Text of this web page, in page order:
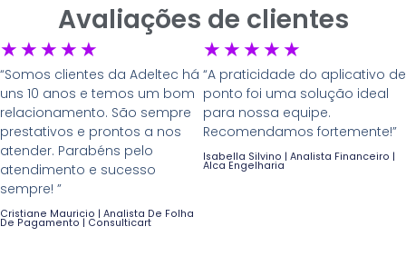
Avaliações de clientes
★ ★ ★ ★ ★
“Somos clientes da Adeltec há
uns 10 anos e temos um bom
relacionamento. São sempre
prestativos e prontos a nos
atender. Parabéns pelo
atendimento e sucesso
sempre! ”
Cristiane Mauricio | Analista De Folha
De Pagamento | Consulticart
★ ★ ★ ★ ★
“A praticidade do aplicativo de
ponto foi uma solução ideal
para nossa equipe.
Recomendamos fortemente!”
Isabella Silvino | Analista Financeiro |
Alca Engelharia